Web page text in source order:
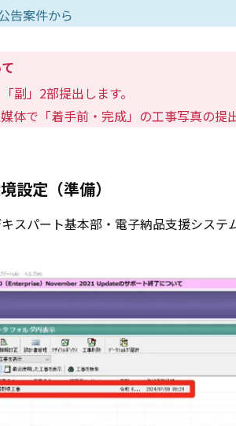
告案件から
副」2部提出します。
体で「着手前・完成」の工事写真の提
設定（準備）
スパート基本部・電子納品支援システ